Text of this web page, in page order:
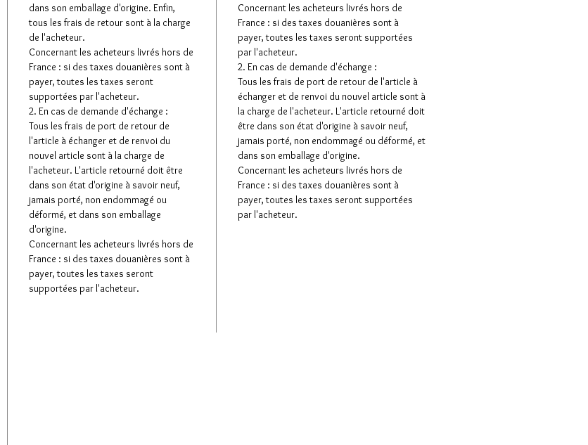
dans son emballage d'origine. Enfin,
tous les frais de retour sont à la charge
de l'acheteur.
Concernant les acheteurs livrés hors de
France : si des taxes douanières sont à
payer, toutes les taxes seront
supportées par l'acheteur.
2. En cas de demande d'échange :
Tous les frais de port de retour de
l'article à échanger et de renvoi du
nouvel article sont à la charge de
l'acheteur. L'article retourné doit être
dans son état d'origine à savoir neuf,
jamais porté, non endommagé ou
déformé, et dans son emballage
d'origine.
Concernant les acheteurs livrés hors de
France : si des taxes douanières sont à
payer, toutes les taxes seront
supportées par l'acheteur.
Concernant les acheteurs livrés hors de
France : si des taxes douanières sont à
payer, toutes les taxes seront supportées
par l'acheteur.
2. En cas de demande d'échange :
Tous les frais de port de retour de l'article à
échanger et de renvoi du nouvel article sont à
la charge de l'acheteur. L'article retourné doit
être dans son état d'origine à savoir neuf,
jamais porté, non endommagé ou déformé, et
dans son emballage d'origine.
Concernant les acheteurs livrés hors de
France : si des taxes douanières sont à
payer, toutes les taxes seront supportées
par l'acheteur.